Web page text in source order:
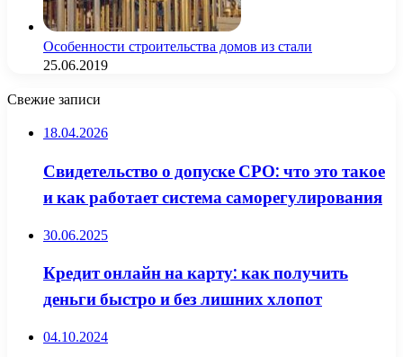
Особенности строительства домов из стали
25.06.2019
Свежие записи
18.04.2026
Свидетельство о допуске СРО: что это такое
и как работает система саморегулирования
30.06.2025
Кредит онлайн на карту: как получить
деньги быстро и без лишних хлопот
04.10.2024